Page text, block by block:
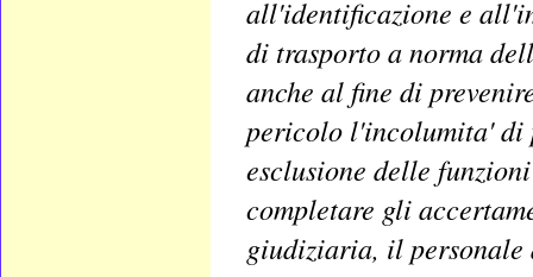
all'identificazione e
di trasporto a norma
anche al fine di
pericolo l'incolumita' di
esclusione delle
completare gli
giudiziaria, il personale